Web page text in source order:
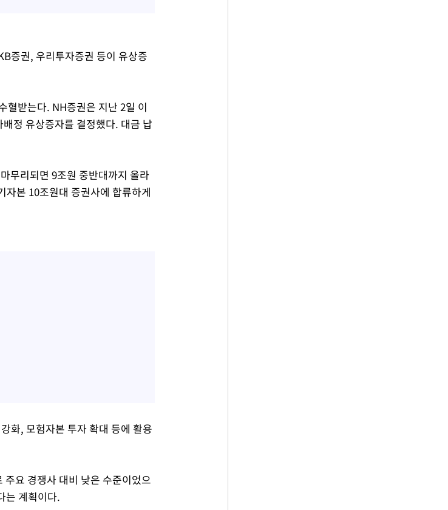
증권, 우리투자증권 등이 유상증
혈받는다. NH증권은 지난 2일 이
정 유상증자를 결정했다. 대금 납
무리되면 9조원 중반대까지 올라
본 10조원대 증권사에 합류하게
화, 모험자본 투자 확대 등에 활용
요 경쟁사 대비 낮은 수준이었으
는 계획이다.